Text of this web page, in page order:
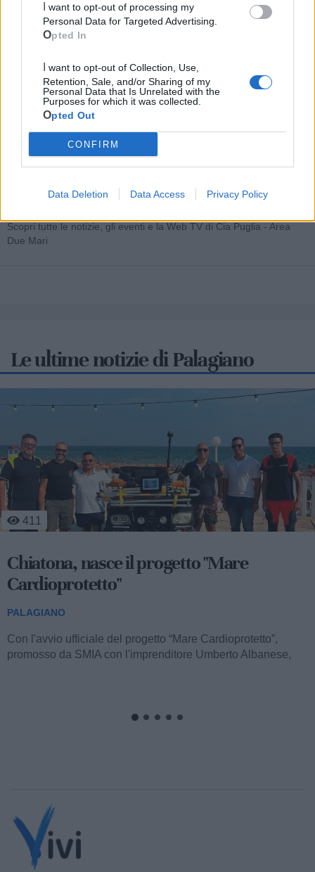
Personal Data for Targeted Advertising.
Opted In
Retention, Sale, and/or Sharing of my
Personal Data that Is Unrelated with the
Purposes for which it was collected.
Opted Out
CONFIRM
Data Deletion Data Access Privacy Policy
Mondo CIA
Scopri tutte le notizie, gli eventi e la Web TV di Cia Puglia - Area
Due Mari
Le ultime notizie di Palagiano
411
Chiatona, nasce il progetto "Mare
Cardioprotetto"
PALAGIANO
Con l'avvio ufficiale del progetto “Mare Cardioprotetto”,
promosso da SMIA con l'imprenditore Umberto Albanese,